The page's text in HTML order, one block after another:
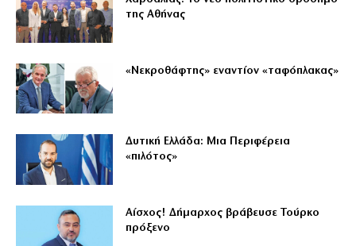
της Αθήνας
«Νεκροθάφτης» εναντίον «ταφόπλακας»
Δυτική Ελλάδα: Μια Περιφέρεια
«πιλότος»
Αίσχος! Δήμαρχος βράβευσε Τούρκο
πρόξενο